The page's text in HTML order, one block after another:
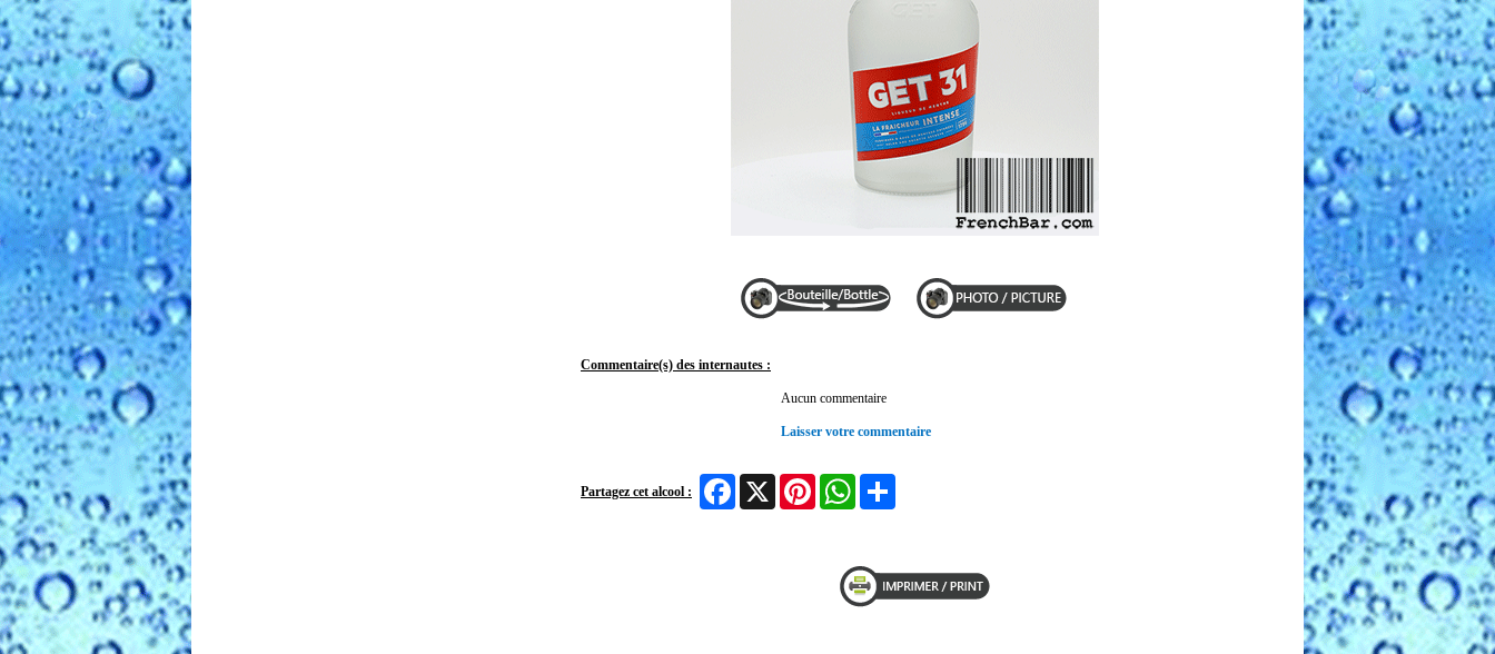
Commentaire(s) des internautes :
Aucun commentaire
Laisser votre commentaire
Partagez cet alcool :
FacebookX Pinterest WhatsApp